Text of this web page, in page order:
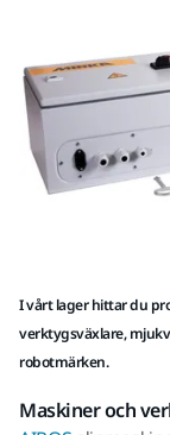
I vårt lager hittar du
verktygsväxlare,
robotmärken.
Maskiner och